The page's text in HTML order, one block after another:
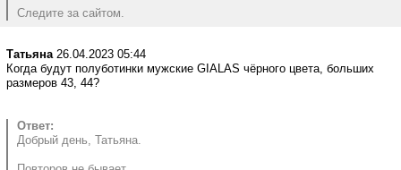
Следите за сайтом.
Татьяна26.04.2023 05:44
Когда будут полуботинки мужские GIALAS чёрного цвета, больших
размеров 43, 44?
Ответ:
Добрый день, Татьяна.